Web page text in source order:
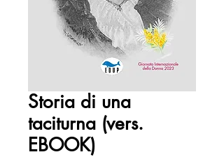
Storia di una
taciturna (vers.
EBOOK)